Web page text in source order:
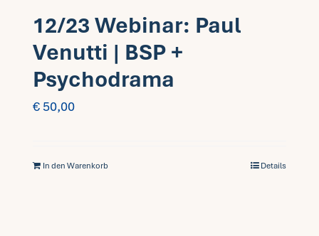
12/23 Webinar: Paul
Venutti | BSP +
Psychodrama
€ 50,00
In den Warenkorb Details